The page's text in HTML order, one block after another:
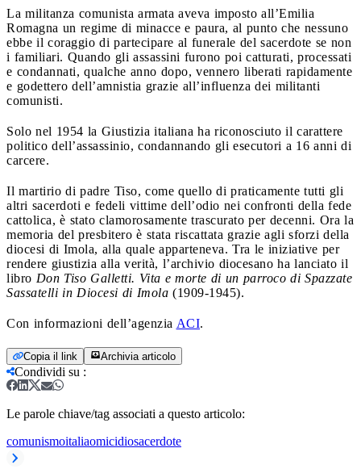
La militanza comunista armata aveva imposto all’Emilia
Romagna un regime di minacce e paura, al punto che nessuno
ebbe il coraggio di partecipare al funerale del sacerdote se non
i familiari. Quando gli assassini furono poi catturati, processati
e condannati, qualche anno dopo, vennero liberati rapidamente
e godettero dell’amnistia grazie all’influenza dei militanti
comunisti.
Solo nel 1954 la Giustizia italiana ha riconosciuto il carattere
politico dell’assassinio, condannando gli esecutori a 16 anni di
carcere.
Il martirio di padre Tiso, come quello di praticamente tutti gli
altri sacerdoti e fedeli vittime dell’odio nei confronti della fede
cattolica, è stato clamorosamente trascurato per decenni. Ora la
memoria del presbitero è stata riscattata grazie agli sforzi della
diocesi di Imola, alla quale apparteneva. Tra le iniziative per
rendere giustizia alla verità, l’archivio diocesano ha lanciato il
libro Don Tiso Galletti. Vita e morte di un parroco di Spazzate
Sassatelli in Diocesi di Imola (1909-1945).
Con informazioni dell’agenzia ACI.
Copia il link Archivia articolo
Condividi su :
Le parole chiave/tag associati a questo articolo:
comunismoitaliaomicidiosacerdote